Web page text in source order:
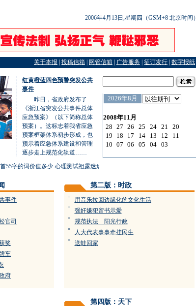
2006年4月13日,星期四（GSM+8 北京时间）
关于本报 投稿信箱 网管信箱 广告服务 征订发行 数字报纸
红黄橙蓝四色预警突发公共
事件
昨日，省政府发布了
《浙江省突发公共事件总体
应急预案》（以下简称总体
预案）。这标志着我省应急
预案框架体系初步形成，也
预示着应急体系建设和管理
逐步走上规范化轨道……
55字的词价值多少·心理测试袒露迷途少年心声
事件
官司
奖
车
府
第二版：时政
= 用音乐拉回边缘化的文化生活
= 强奸嫌犯留书示爱
= 规范执法 阳光行政
= 人大代表事事牵挂民生
= 送蛙回家
第四版：天下